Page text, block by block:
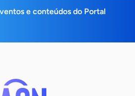
e conteúdos do Portal